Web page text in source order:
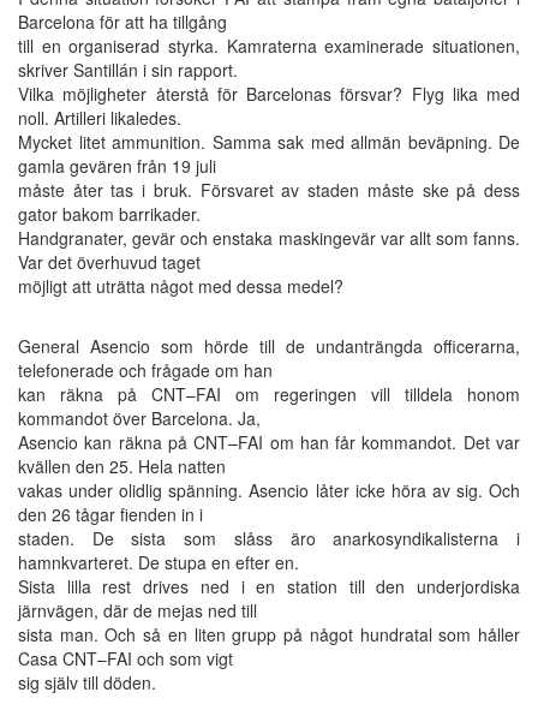
Barcelona för att ha tillgång
till en organiserad styrka. Kamraterna examinerade situationen,
skriver Santillán i sin rapport.
Vilka möjligheter återstå för Barcelonas försvar? Flyg lika med
noll. Artilleri likaledes.
Mycket litet ammunition. Samma sak med allmän beväpning. De
gamla gevären från 19 juli
måste åter tas i bruk. Försvaret av staden måste ske på dess
gator bakom barrikader.
Handgranater, gevär och enstaka maskingevär var allt som fanns.
Var det överhuvud taget
möjligt att uträtta något med dessa medel?
General Asencio som hörde till de undanträngda officerarna,
telefonerade och frågade om han
kan räkna på CNT–FAI om regeringen vill tilldela honom
kommandot över Barcelona. Ja,
Asencio kan räkna på CNT–FAI om han får kommandot. Det var
kvällen den 25. Hela natten
vakas under olidlig spänning. Asencio låter icke höra av sig. Och
den 26 tågar fienden in i
staden. De sista som slåss äro anarkosyndikalisterna i
hamnkvarteret. De stupa en efter en.
Sista lilla rest drives ned i en station till den underjordiska
järnvägen, där de mejas ned till
sista man. Och så en liten grupp på något hundratal som håller
Casa CNT–FAI och som vigt
sig själv till döden.